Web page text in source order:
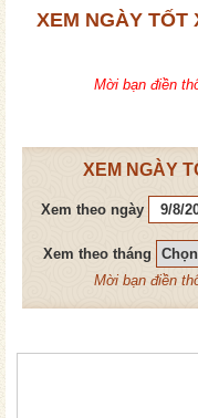
XEM NGÀY TỐT
Mời bạn điền
XEM NGÀY
Xem theo ngày
Xem theo tháng
Mời bạn điền